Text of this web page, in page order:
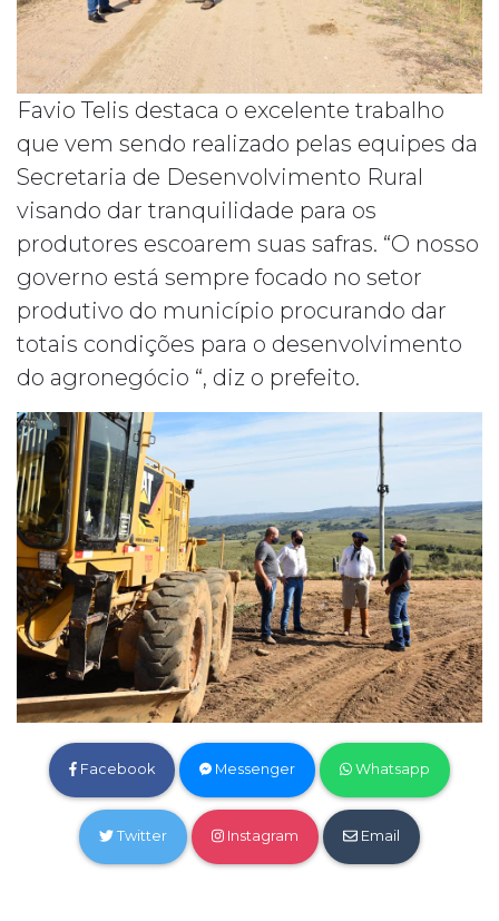
Favio Telis destaca o excelente trabalho
que vem sendo realizado pelas equipes da
Secretaria de Desenvolvimento Rural
visando dar tranquilidade para os
produtores escoarem suas safras. “O nosso
governo está sempre focado no setor
produtivo do município procurando dar
totais condições para o desenvolvimento
do agronegócio “, diz o prefeito.
Facebook Messenger Whatsapp
Twitter Instagram Email